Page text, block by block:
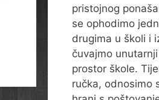
pristojnog
se ophodimo
drugima u školi i
čuvajmo
prostor škole.
ručka, odnosimo